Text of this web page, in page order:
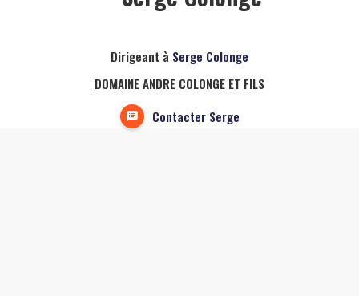
Dirigeant à Serge Colonge
DOMAINE ANDRE COLONGE ET FILS
Contacter Serge